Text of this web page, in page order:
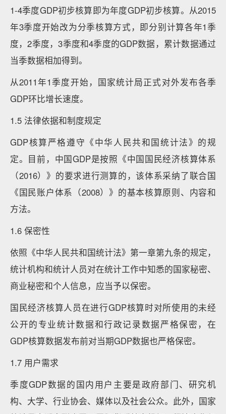
1-4季度GDP初步核算即为年度GDP初步核算。从2015
年3季度开始改为分季核算方式，即分别计算各年1季
度，2季度，3季度和4季度的GDP数据，累计数据通过
当季数据相加得到。
从2011年1季度开始，国家统计局正式对外发布各季
GDP环比增长速度。
1.5 法律依据和制度规定
GDP核算严格遵守《中华人民共和国统计法》的规
定。目前，中国GDP是按照《中国国民经济核算体系
（2016）》的要求进行测算的，该体系采纳了联合国
《国民账户体系（2008）》的基本核算原则、内容和
方法。
1.6 保密性
依照《中华人民共和国统计法》第一章第九条的规定，
统计机构和统计人员对在统计工作中知悉的国家秘密、
商业秘密和个人信息，应当予以保密。
国民经济核算人员在进行GDP核算时对所使用的未经
公开的专业统计数据和行政记录数据严格保密，在
GDP核算数据发布前对当期GDP数据也严格保密。
1.7 用户需求
季度GDP数据的国内用户主要是政府部门、研究机
构、大学、行业协会、媒体以及社会公众。此外，国家